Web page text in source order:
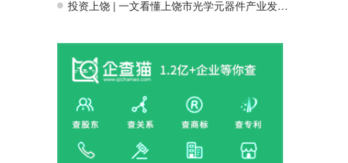
H 投资上饶 | 一文看懂上饶市光学元器件产业发展现状与投资机会前瞻